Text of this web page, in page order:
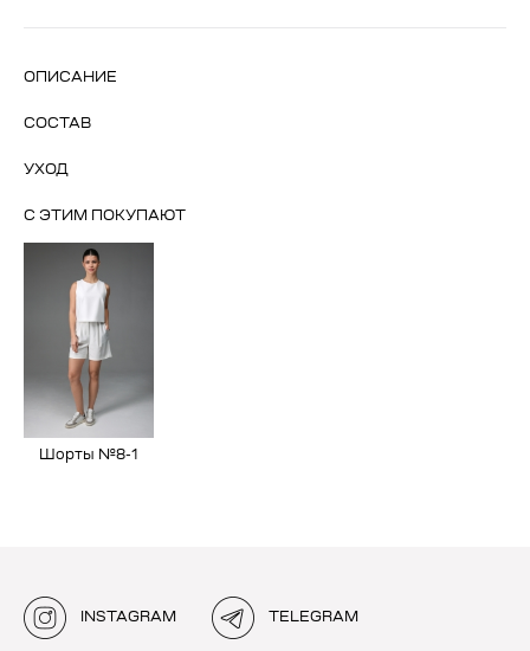
ОПИСАНИЕ
СОСТАВ
УХОД
С ЭТИМ ПОКУПАЮТ
Шорты №8-1
INSTAGRAM TELEGRAM